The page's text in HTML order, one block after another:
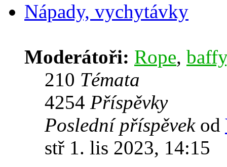
Nápady, vychytávky
Moderátoři: Rope, baffy
210 Témata
4254 Příspěvky
Poslední příspěvekod
stř 1. lis 2023, 14:15